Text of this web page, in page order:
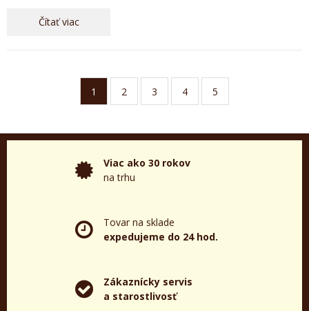
Čítať viac
1 2 3 4 5
Viac ako 30 rokov
na trhu
Tovar na sklade
expedujeme do 24 hod.
Zákaznícky servis
a starostlivosť